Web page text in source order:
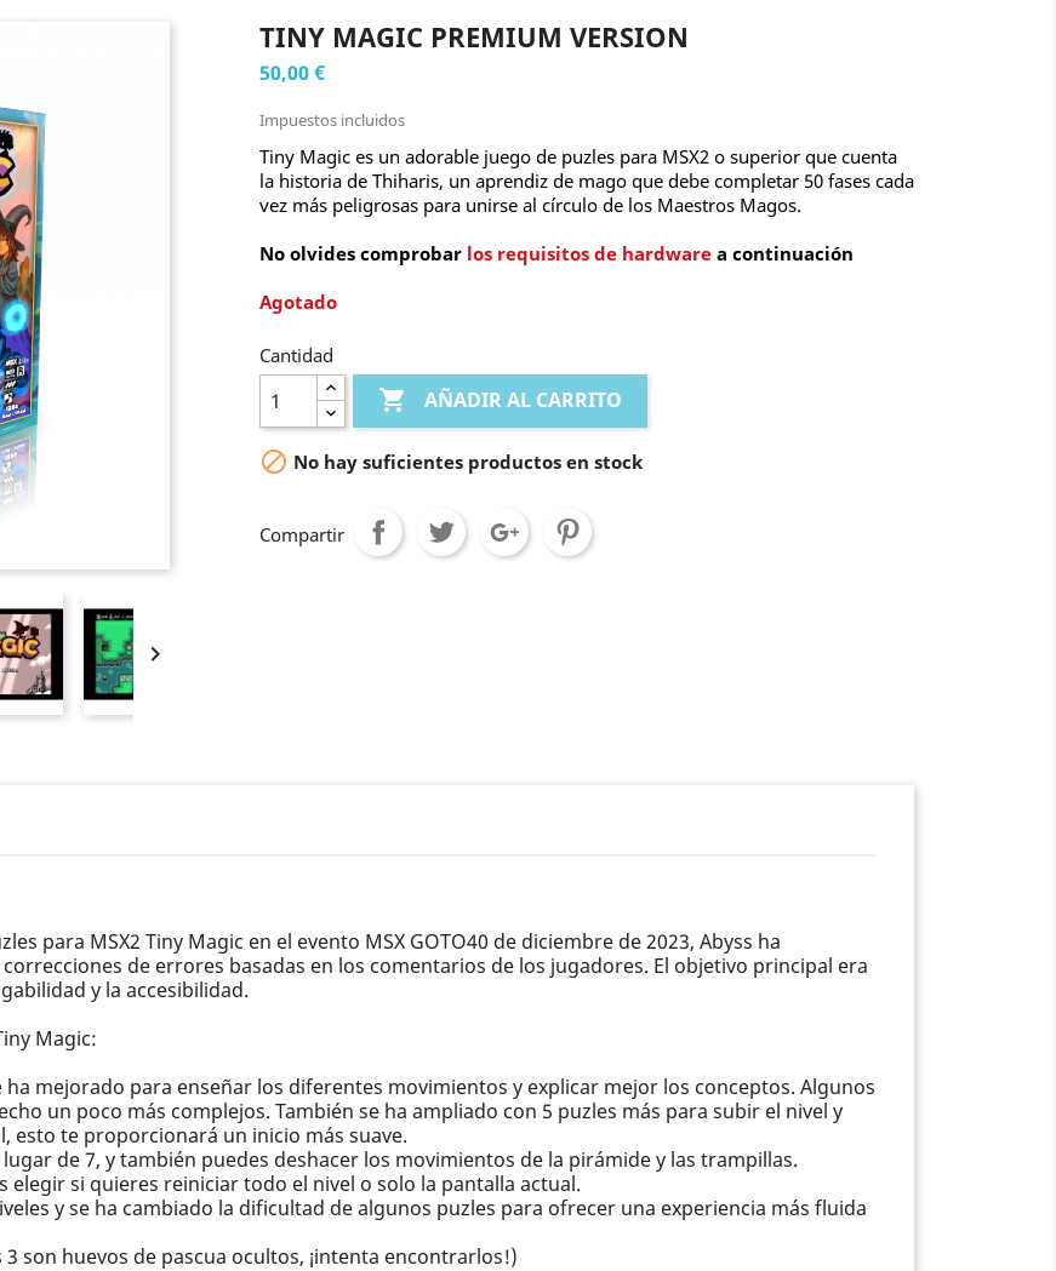

TINY MAGIC PREMIUM VERSION
50,00 €
Impuestos incluidos
Tiny Magic es un adorable juego de puzles para MSX2 o superior que cuenta
la historia de Thiharis, un aprendiz de mago que debe completar 50 fases cada
vez más peligrosas para unirse al círculo de los Maestros Magos.
No olvides comprobar los requisitos de hardware a continuación
Agotado
Cantidad
 AÑADIR AL CARRITO
 No hay suficientes productos en stock
Compartir
para MSX2 Tiny Magic en el evento MSX GOTO40 de diciembre de 2023, Abyss ha
de errores basadas en los comentarios de los jugadores. El objetivo principal era
y la accesibilidad.
Magic:
ha mejorado para enseñar los diferentes movimientos y explicar mejor los conceptos. Algunos
un poco más complejos. También se ha ampliado con 5 puzles más para subir el nivel y
esto te proporcionará un inicio más suave.
de 7, y también puedes deshacer los movimientos de la pirámide y las trampillas.
elegir si quieres reiniciar todo el nivel o solo la pantalla actual.
y se ha cambiado la dificultad de algunos puzles para ofrecer una experiencia más fluida
son huevos de pascua ocultos, ¡intenta encontrarlos!)